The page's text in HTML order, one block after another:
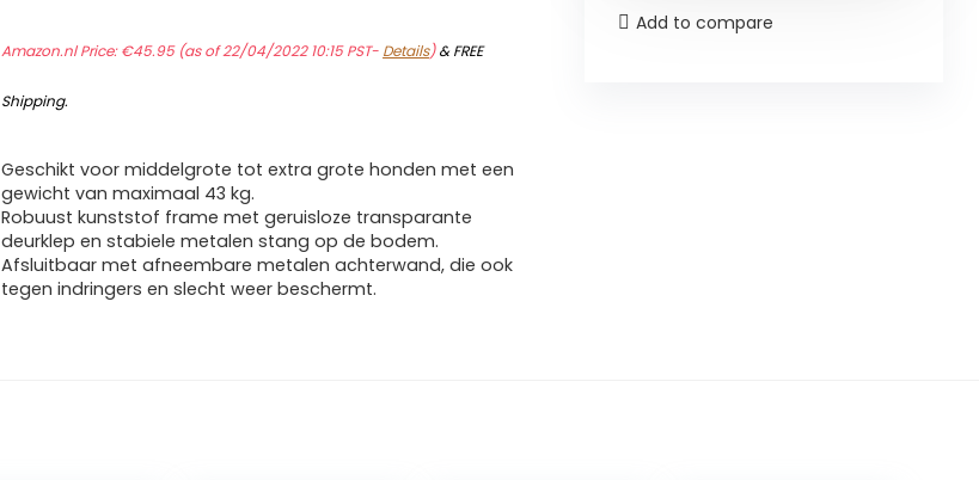
Amazon.nl Price:€45.95(as of 22/04/2022 10:15 PST- Details)&FREE
Shipping.
Geschikt voor middelgrote tot extra grote honden met een
gewicht van maximaal 43 kg.
Robuust kunststof frame met geruisloze transparante
deurklep en stabiele metalen stang op de bodem.
Afsluitbaar met afneembare metalen achterwand, die ook
tegen indringers en slecht weer beschermt.
Add to compare